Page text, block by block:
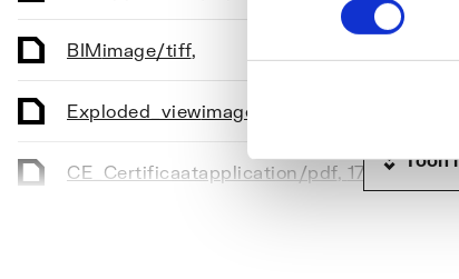
BIMimage/tiff,
Exploded_viewimage/jpeg
CE_Certificaatapplication/pdf, 170 KB
Toon